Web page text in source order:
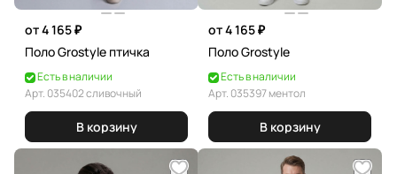
от 4 165 ₽
Поло Grostyle птичка
Есть в наличии
Арт. 035402 сливочный
В корзину
от 4 165 ₽
Поло Grostyle
Есть в наличии
Арт. 035397 ментол
В корзину